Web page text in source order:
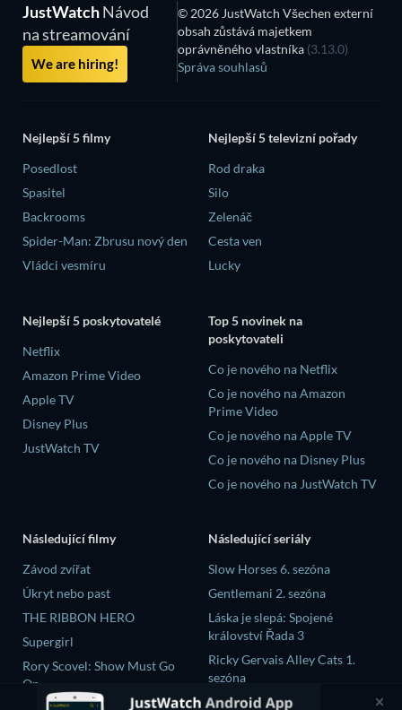
JustWatchNávod
na streamování
We are hiring!
© 2026 JustWatch Všechen externí
obsah zůstává majetkem
oprávněného vlastníka (3.13.0)
Správa souhlasů
Nejlepší 5 filmy
Posedlost
Spasitel
Backrooms
Spider-Man: Zbrusu nový den
Vládci vesmíru
Nejlepší 5 televizní pořady
Rod draka
Silo
Zelenáč
Cesta ven
Lucky
Nejlepší 5 poskytovatelé
Netflix
Amazon Prime Video
Apple TV
Disney Plus
JustWatch TV
Top 5 novinek na
poskytovateli
Co je nového na Netflix
Co je nového na Amazon
Prime Video
Co je nového na Apple TV
Co je nového na Disney Plus
Co je nového na JustWatch TV
Následující filmy
Závod zvířat
Úkryt nebo past
THE RIBBON HERO
Supergirl
Rory Scovel: Show Must Go
On
Následující seriály
Slow Horses 6. sezóna
Gentlemani 2. sezóna
Láska je slepá: Spojené
království Řada 3
Ricky Gervais Alley Cats 1.
sezóna
Operation Safed Sagar 1.